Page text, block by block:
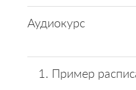
Аудиокурс
Пример